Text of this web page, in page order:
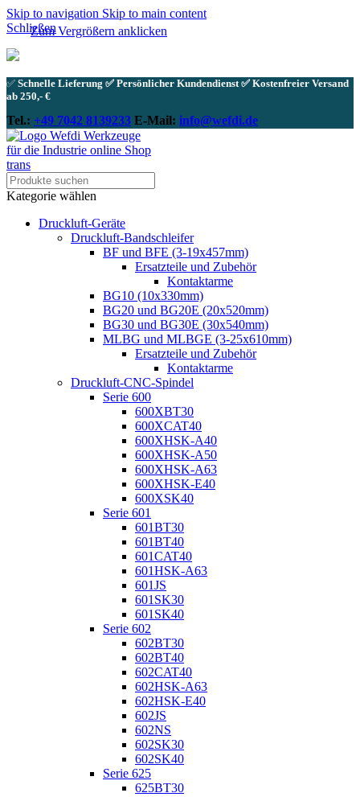
Skip to navigation Skip to main content
Schließen
✅ Schnelle Lieferung ✅ Persönlicher Kundendienst ✅ Kostenfreier Versand
ab 250,- €
Tel.: +49 7042 8139233 E-Mail: info@wefdi.de
Kategorie wählen
Druckluft-Geräte
Druckluft-Bandschleifer
BF und BFE (3-19x457mm)
Ersatzteile und Zubehör
Kontaktarme
BG10 (10x330mm)
BG20 und BG20E (20x520mm)
BG30 und BG30E (30x540mm)
MLBG und MLBGE (3-25x610mm)
Ersatzteile und Zubehör
Kontaktarme
Druckluft-CNC-Spindel
Serie 600
600XBT30
600XCAT40
600XHSK-A40
600XHSK-A50
600XHSK-A63
600XHSK-E40
600XSK40
Serie 601
601BT30
601BT40
601CAT40
601HSK-A63
601JS
601SK30
601SK40
Serie 602
602BT30
602BT40
602CAT40
602HSK-A63
602HSK-E40
602JS
602NS
602SK30
602SK40
Serie 625
625BT30
Zum Vergrößern anklicken